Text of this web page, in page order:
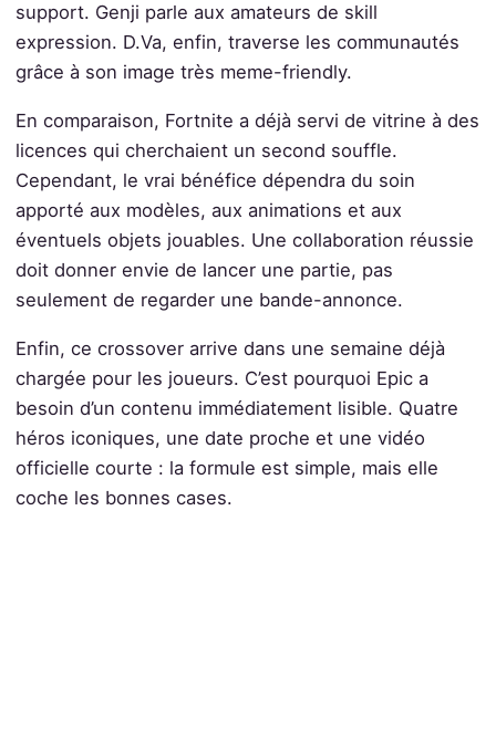
support. Genji parle aux amateurs de skill
expression. D.Va, enfin, traverse les communautés
grâce à son image très meme-friendly.
En comparaison, Fortnite a déjà servi de vitrine à des
licences qui cherchaient un second souffle.
Cependant, le vrai bénéfice dépendra du soin
apporté aux modèles, aux animations et aux
éventuels objets jouables. Une collaboration réussie
doit donner envie de lancer une partie, pas
seulement de regarder une bande-annonce.
Enfin, ce crossover arrive dans une semaine déjà
chargée pour les joueurs. C’est pourquoi Epic a
besoin d’un contenu immédiatement lisible. Quatre
héros iconiques, une date proche et une vidéo
officielle courte : la formule est simple, mais elle
coche les bonnes cases.